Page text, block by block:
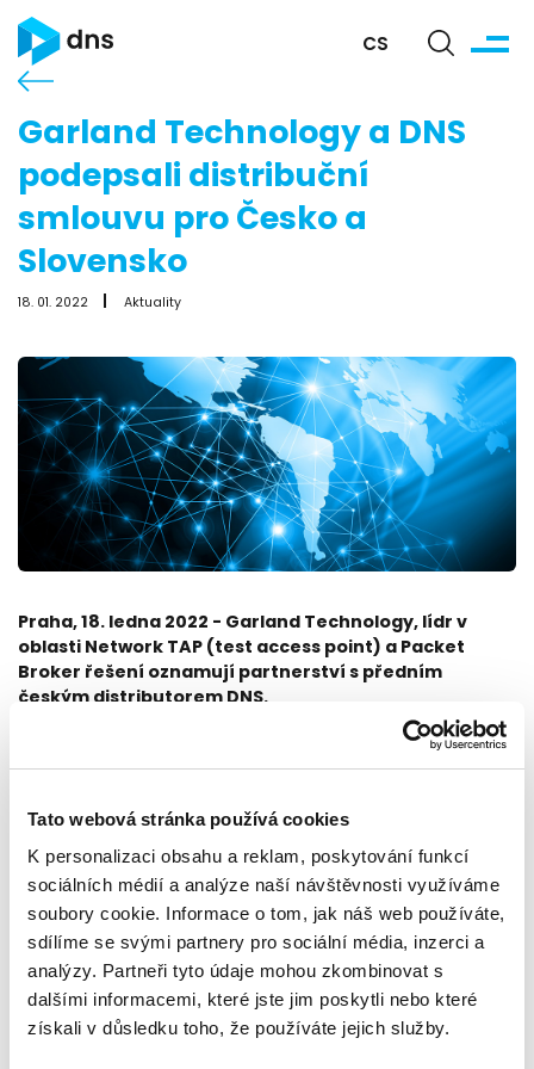
Tato webová stránka používá cookies
K personalizaci obsahu a reklam, poskytování funkcí
sociálních médií a analýze naší návštěvnosti využíváme
soubory cookie. Informace o tom, jak náš web používáte,
sdílíme se svými partnery pro sociální média, inzerci a
analýzy. Partneři tyto údaje mohou zkombinovat s
dalšími informacemi, které jste jim poskytli nebo které
získali v důsledku toho, že používáte jejich služby.
CS
Garland Technology a DNS
podepsali distribuční
smlouvu pro Česko a
Slovensko
18. 01. 2022 Aktuality
Praha, 18. ledna 2022 - Garland Technology, lídr v
oblasti Network TAP (test access point) a Packet
Broker řešení oznamují partnerství s předním
českým distributorem DNS.
“Je pro nás skvělé doplnit naše bezpečnostní portfolio o
řešení od společnosti Garland, jejich high-end technologie a
partnerům.”, říká Head of Cyber Security Jan Nguyen z DNS.
Garland Technologyse již několik let soustředí na rozvoj
byznysu prostřednictvím strategických partnerství po celém
světě. Spolupráce s distributorem DNS poskytuje přidanou
hodnotu po prodejní i technologické stránce, což pramení z
jejích hlubokých znalostí trhu a nejvyššího technologického
zázemí.”, říká spoluzakladatel Garland Technology, Chris
Bihary. “Naše technologická spolupráce s klíčovými výrobci z
portfolia DNS, jakými jsou Check Point, Fortinet a GreyCortex